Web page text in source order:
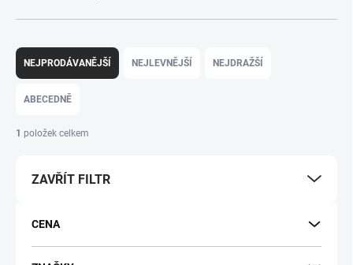
Řazení produktů
NEJPRODÁVANĚJŠÍ NEJLEVNĚJŠÍ NEJDRAŽŠÍ
ABECEDNĚ
1 položek celkem
ZAVŘÍT FILTR
CENA